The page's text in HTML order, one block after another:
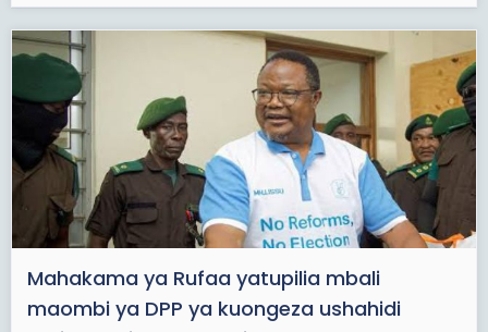
Mahakama ya Rufaa yatupilia mbali
maombi ya DPP ya kuongeza ushahidi